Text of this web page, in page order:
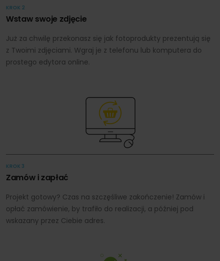
KROK 2
Wstaw swoje zdjęcie
Już za chwilę przekonasz się jak fotoprodukty prezentują się
z Twoimi zdjęciami. Wgraj je z telefonu lub komputera do
prostego edytora online.
KROK 3
Zamów i zapłać
Projekt gotowy? Czas na szczęśliwe zakończenie! Zamów i
opłać zamówienie, by trafiło do realizacji, a później pod
wskazany przez Ciebie adres.